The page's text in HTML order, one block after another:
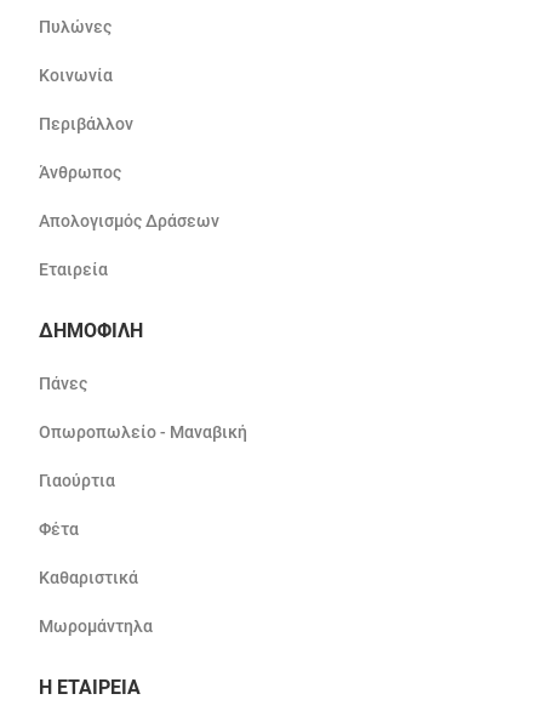
Πυλώνες
Κοινωνία
Περιβάλλον
Άνθρωπος
Απολογισμός Δράσεων
Εταιρεία
ΔΗΜΟΦΙΛΗ
Πάνες
Οπωροπωλείο - Μαναβική
Γιαούρτια
Φέτα
Καθαριστικά
Μωρομάντηλα
Η ΕΤΑΙΡΕΙΑ